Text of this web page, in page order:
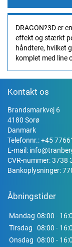
DRAGON?3D er
effekt og stærkt
håndtere, hvilket
komplet med line
Kontakt os
Brandsmarkvej 6
4180 Sorø
Danmark
Telefonnr.:+45
E-mail:
CVR-nummer: 3738
Bankoplysninger:
Åbningstider
Mandag 08:00 -
Tirsdag
08:00 -
Onsdag 08:00 -